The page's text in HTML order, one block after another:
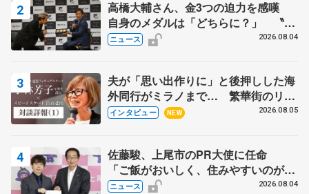
高橋大輔さん、金3つの迫力を感嘆
自身のメダルは「どちらに？」 〝リ
ス兄弟〟オリンピック3連覇の野村忠
ニュース 2026.08.04
夫が「思い出作りに」と後押しした海
外同行がミラノまで… 繁華街のリン
クでは不良のお兄さんも味方に 小林
インタビュー NEW 2026.08.05
佐藤駿、上尾市のPR大使に任命
「ご飯がおいしく、住みやすいのが魅
力」
ニュース 2026.08.04